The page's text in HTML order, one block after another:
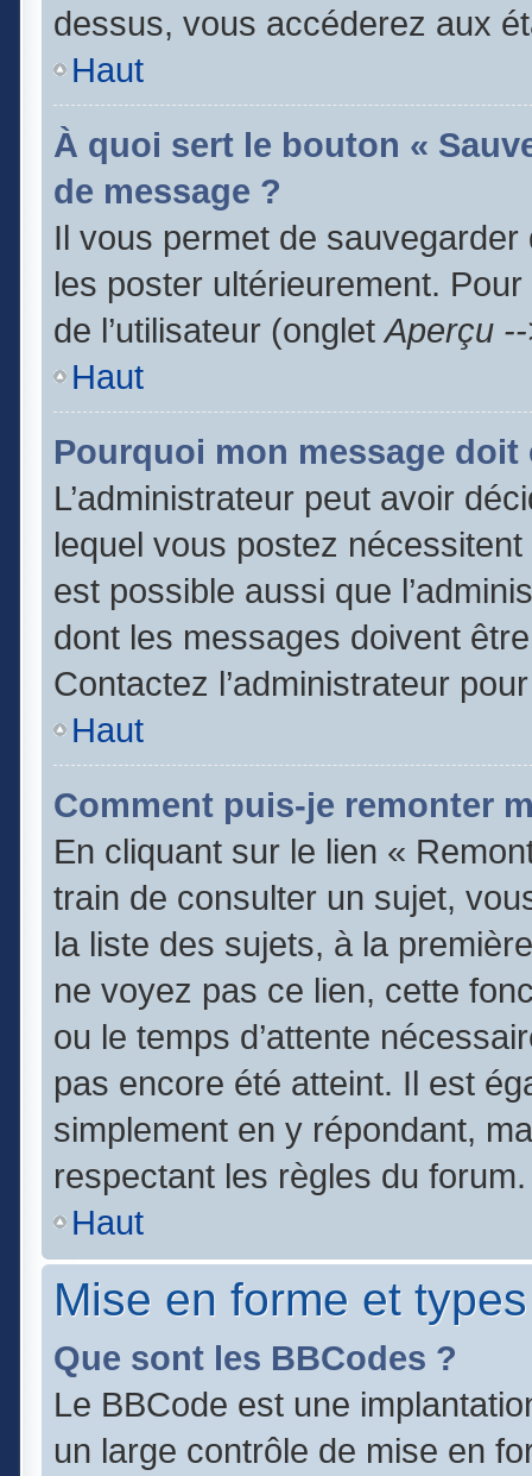
dessus, vous accéderez aux
Haut
À quoi sert le bouton «
de message ?
Il vous permet de
les poster ultérieurement.
de l’utilisateur (ongletAperçu
Haut
Pourquoi mon message doit
L’administrateur peut avoir
lequel vous postez nécessitent
est possible aussi que
dont les messages doivent
Contactez l’administrateur
Haut
Comment puis-je remonter
En cliquant sur le lien «
train de consulter un sujet,
la liste des sujets, à la
ne voyez pas ce lien, cette
ou le temps d’attente
pas encore été atteint. Il est
simplement en y répondant,
respectant les règles du forum.
Haut
Mise en forme et
Que sont les BBCodes ?
Le BBCode est une
un large contrôle de mise en